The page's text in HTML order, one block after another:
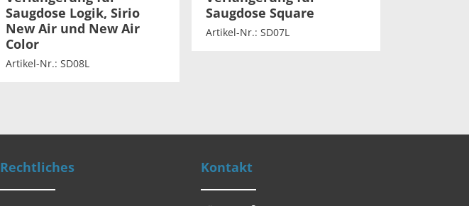
Saugdose Logik, Sirio
New Air und New Air
Color
Artikel-Nr.: SD08L
Saugdose Square
Artikel-Nr.: SD07L
Rechtliches Kontakt